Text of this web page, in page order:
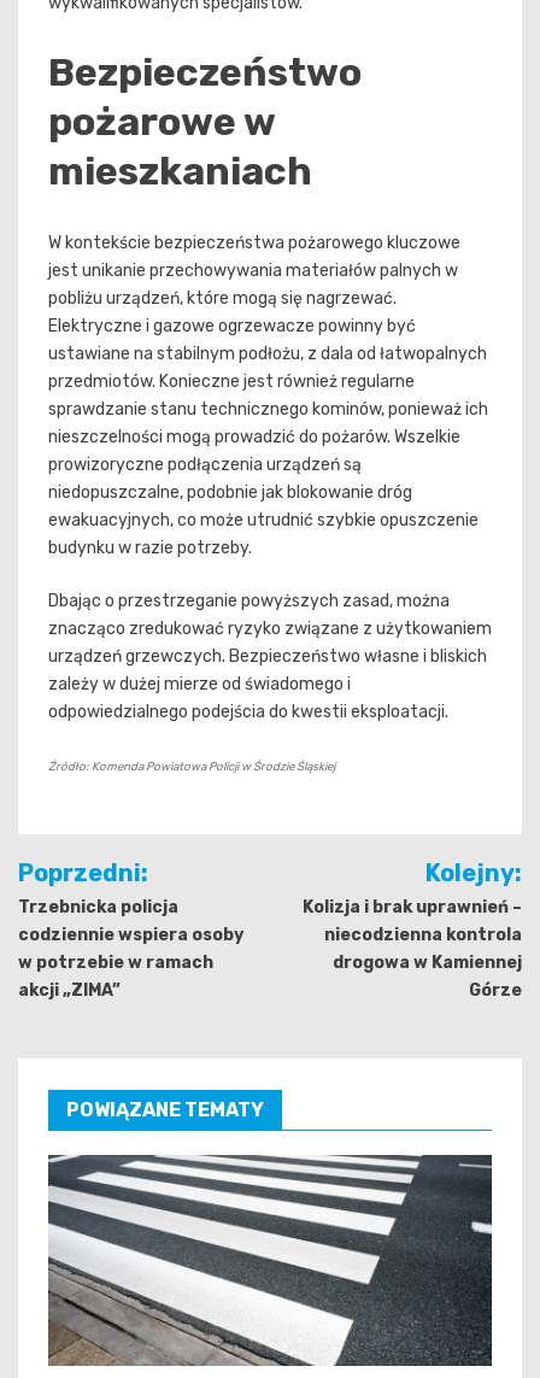
Bezpieczeństwo
pożarowe w
mieszkaniach
W kontekście bezpieczeństwa pożarowego kluczowe
jest unikanie przechowywania materiałów palnych w
pobliżu urządzeń, które mogą się nagrzewać.
Elektryczne i gazowe ogrzewacze powinny być
ustawiane na stabilnym podłożu, z dala od łatwopalnych
przedmiotów. Konieczne jest również regularne
sprawdzanie stanu technicznego kominów, ponieważ ich
nieszczelności mogą prowadzić do pożarów. Wszelkie
prowizoryczne podłączenia urządzeń są
niedopuszczalne, podobnie jak blokowanie dróg
ewakuacyjnych, co może utrudnić szybkie opuszczenie
budynku w razie potrzeby.
Dbając o przestrzeganie powyższych zasad, można
znacząco zredukować ryzyko związane z użytkowaniem
urządzeń grzewczych. Bezpieczeństwo własne i bliskich
zależy w dużej mierze od świadomego i
odpowiedzialnego podejścia do kwestii eksploatacji.
Źródło: Komenda Powiatowa Policji w Środzie Śląskiej
Nawigacja
wpisu
Poprzedni:
Trzebnicka policja
codziennie wspiera osoby
w potrzebie w ramach
akcji „ZIMA”
Kolejny:
Kolizja i brak uprawnień –
niecodzienna kontrola
drogowa w Kamiennej
Górze
POWIĄZANE TEMATY